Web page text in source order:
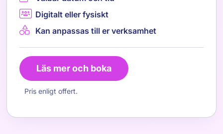
Digitalt eller fysiskt
Kan anpassas till er verksamhet
Läs mer och boka
Pris enligt offert.